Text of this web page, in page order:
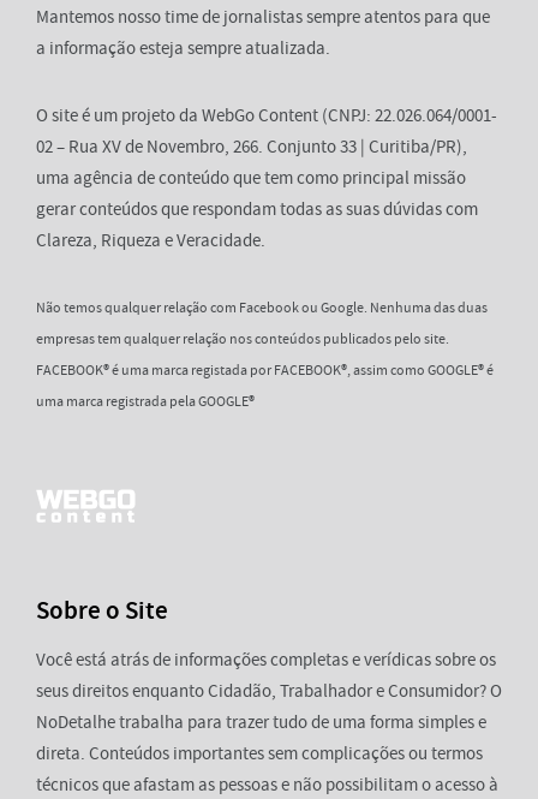
Mantemos nosso time de jornalistas sempre atentos para que
a informação esteja sempre atualizada.
O site é um projeto da WebGo Content (CNPJ: 22.026.064/0001-
02 – Rua XV de Novembro, 266. Conjunto 33 | Curitiba/PR),
uma agência de conteúdo que tem como principal missão
gerar conteúdos que respondam todas as suas dúvidas com
Clareza, Riqueza e Veracidade.
Não temos qualquer relação com Facebook ou Google. Nenhuma das duas
empresas tem qualquer relação nos conteúdos publicados pelo site.
FACEBOOK® é uma marca registada por FACEBOOK®, assim como GOOGLE® é
uma marca registrada pela GOOGLE®
Sobre o Site
Você está atrás de informações completas e verídicas sobre os
seus direitos enquanto Cidadão, Trabalhador e Consumidor? O
NoDetalhe trabalha para trazer tudo de uma forma simples e
direta. Conteúdos importantes sem complicações ou termos
técnicos que afastam as pessoas e não possibilitam o acesso à